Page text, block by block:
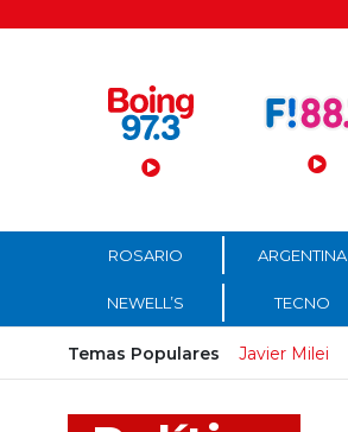
Menú Principal
ROSARIO ARGENTINA
NEWELL’S TECNO
Temas Populares Javier Milei